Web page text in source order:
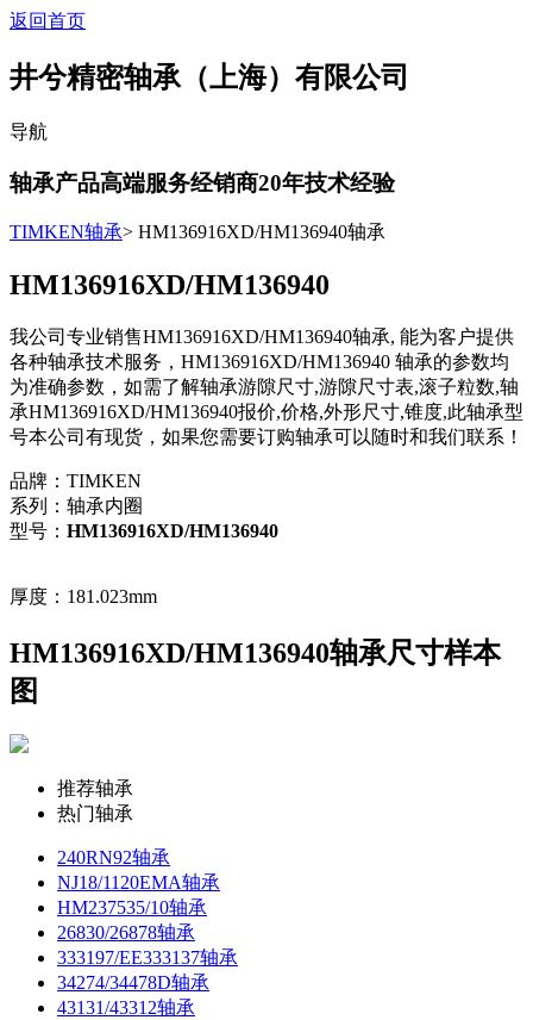
返回首页
井兮精密轴承（上海）有限公司
导航
轴承产品高端服务经销商20年技术经验
TIMKEN轴承> HM136916XD/HM136940轴承
HM136916XD/HM136940
我公司专业销售HM136916XD/HM136940轴承, 能为客户提供
各种轴承技术服务，HM136916XD/HM136940 轴承的参数均
为准确参数，如需了解轴承游隙尺寸,游隙尺寸表,滚子粒数,轴
承HM136916XD/HM136940报价,价格,外形尺寸,锥度,此轴承型
号本公司有现货，如果您需要订购轴承可以随时和我们联系！
品牌：TIMKEN
系列：轴承内圈
型号： HM136916XD/HM136940
厚度：181.023mm
HM136916XD/HM136940轴承尺寸样本
图
推荐轴承
热门轴承
240RN92轴承
NJ18/1120EMA轴承
HM237535/10轴承
26830/26878轴承
333197/EE333137轴承
34274/34478D轴承
43131/43312轴承